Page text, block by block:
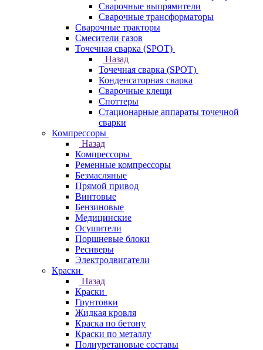
Сварочные выпрямители
Сварочные трансформаторы
Сварочные тракторы
Смесители газов
Точечная сварка (SPOT)
Назад
Точечная сварка (SPOT)
Конденсаторная сварка
Сварочные клещи
Споттеры
Стационарные аппараты точечной
сварки
Компрессоры
Назад
Компрессоры
Ременные компрессоры
Безмасляные
Прямой привод
Винтовые
Бензиновые
Медицинские
Осушители
Поршневые блоки
Ресиверы
Электродвигатели
Краски
Назад
Краски
Грунтовки
Жидкая кровля
Краска по бетону
Краски по металлу
Полиуретановые составы